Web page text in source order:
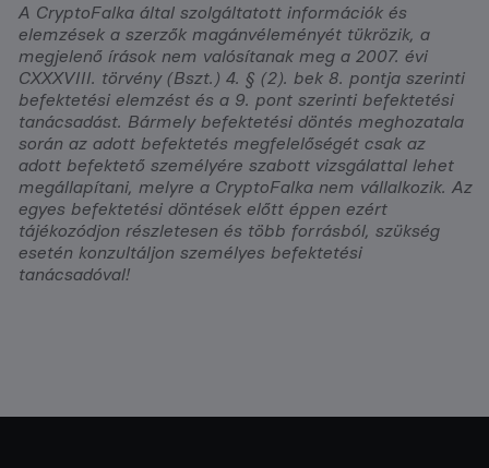
A CryptoFalka által szolgáltatott információk és
elemzések a szerzők magánvéleményét tükrözik, a
megjelenő írások nem valósítanak meg a 2007. évi
CXXXVIII. törvény (Bszt.) 4. § (2). bek 8. pontja szerinti
befektetési elemzést és a 9. pont szerinti befektetési
tanácsadást. Bármely befektetési döntés meghozatala
során az adott befektetés megfelelőségét csak az
adott befektető személyére szabott vizsgálattal lehet
megállapítani, melyre a CryptoFalka nem vállalkozik. Az
egyes befektetési döntések előtt éppen ezért
tájékozódjon részletesen és több forrásból, szükség
esetén konzultáljon személyes befektetési
tanácsadóval!